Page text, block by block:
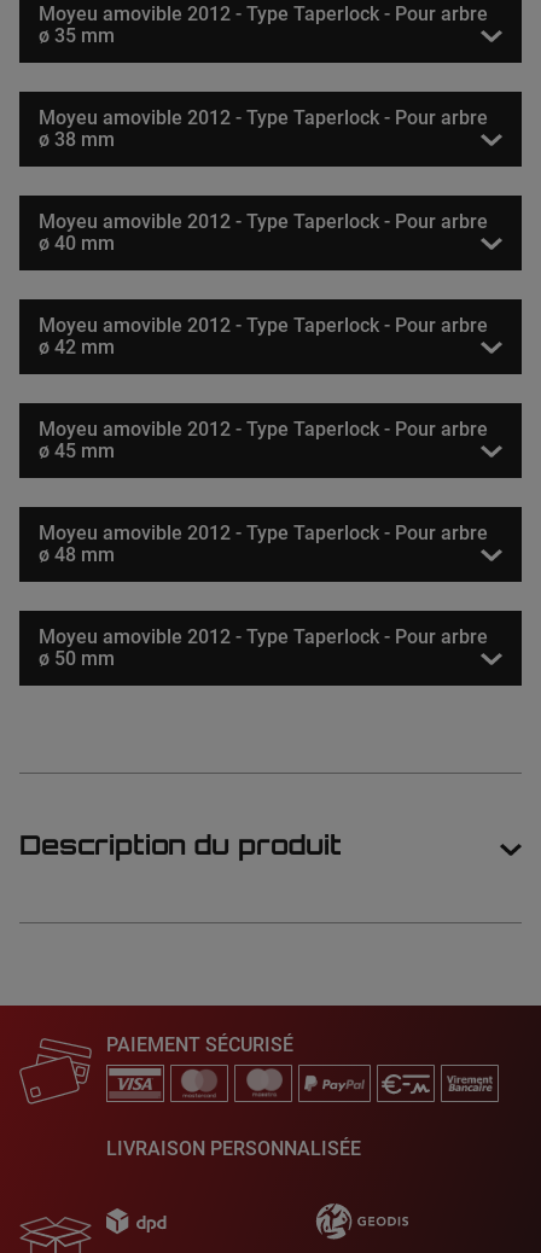
Moyeu amovible 2012 - Type Taperlock - Pour arbre
ø 35 mm
Moyeu amovible 2012 - Type Taperlock - Pour arbre
ø 38 mm
Moyeu amovible 2012 - Type Taperlock - Pour arbre
ø 40 mm
Moyeu amovible 2012 - Type Taperlock - Pour arbre
ø 42 mm
Moyeu amovible 2012 - Type Taperlock - Pour arbre
ø 45 mm
Moyeu amovible 2012 - Type Taperlock - Pour arbre
ø 48 mm
Moyeu amovible 2012 - Type Taperlock - Pour arbre
ø 50 mm
Description du produit
PAIEMENT SÉCURISÉ
LIVRAISON PERSONNALISÉE